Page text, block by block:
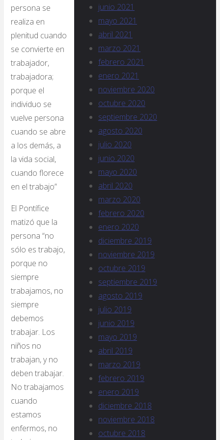
persona se
realiza en
plenitud cuando
se convierte en
trabajador,
trabajadora;
porque el
individuo se
vuelve persona
cuando se abre
a los demás, a
la vida social,
cuando florece
en el trabajo”
El Pontífice
matizó que la
persona “no
sólo es trabajo,
porque no
siempre
trabajamos, no
siempre
debemos
trabajar. Los
niños no
trabajan, y no
deben trabajar.
No trabajamos
cuando
estamos
enfermos, no
junio 2021
mayo 2021
abril 2021
marzo 2021
febrero 2021
enero 2021
noviembre 2020
octubre 2020
septiembre 2020
agosto 2020
julio 2020
junio 2020
mayo 2020
abril 2020
marzo 2020
febrero 2020
enero 2020
diciembre 2019
noviembre 2019
octubre 2019
septiembre 2019
agosto 2019
julio 2019
junio 2019
mayo 2019
abril 2019
marzo 2019
febrero 2019
enero 2019
diciembre 2018
noviembre 2018
octubre 2018